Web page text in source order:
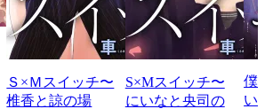
Ｓ×Ｍスイッチ〜
椎香と諒の場
S×Mスイッチ〜
にいなと央司の
僕
い